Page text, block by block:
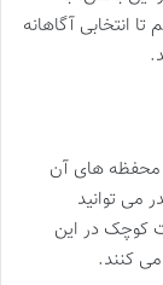
انتخابی آگاهانه
های آن
می توانید
کوچک در این
کنند.